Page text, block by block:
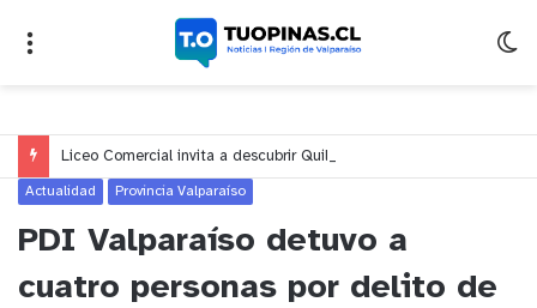
Actualidad Provincia Valparaíso
PDI Valparaíso detuvo a
cuatro personas por delito de